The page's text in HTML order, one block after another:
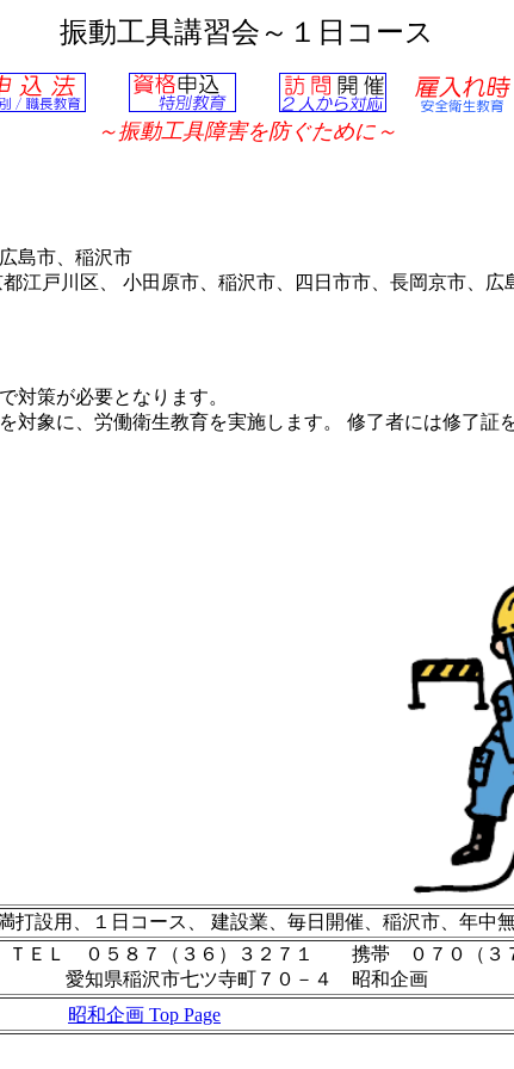
振動工具講習会～１日コース
～振動工具障害を防ぐために～
島市、稲沢市
江戸川区、 小田原市、稲沢市、四日市市、長岡京市、広
対策が必要となります。
対象に、労働衛生教育を実施します。 修了者には修了証
設用、１日コース、 建設業、毎日開催、稲沢市、年中
ＴＥＬ ０５８７（３６）３２７１ 携帯 ０７０（３
愛知県稲沢市七ツ寺町７０－４ 昭和企画
昭和企画 Top Page